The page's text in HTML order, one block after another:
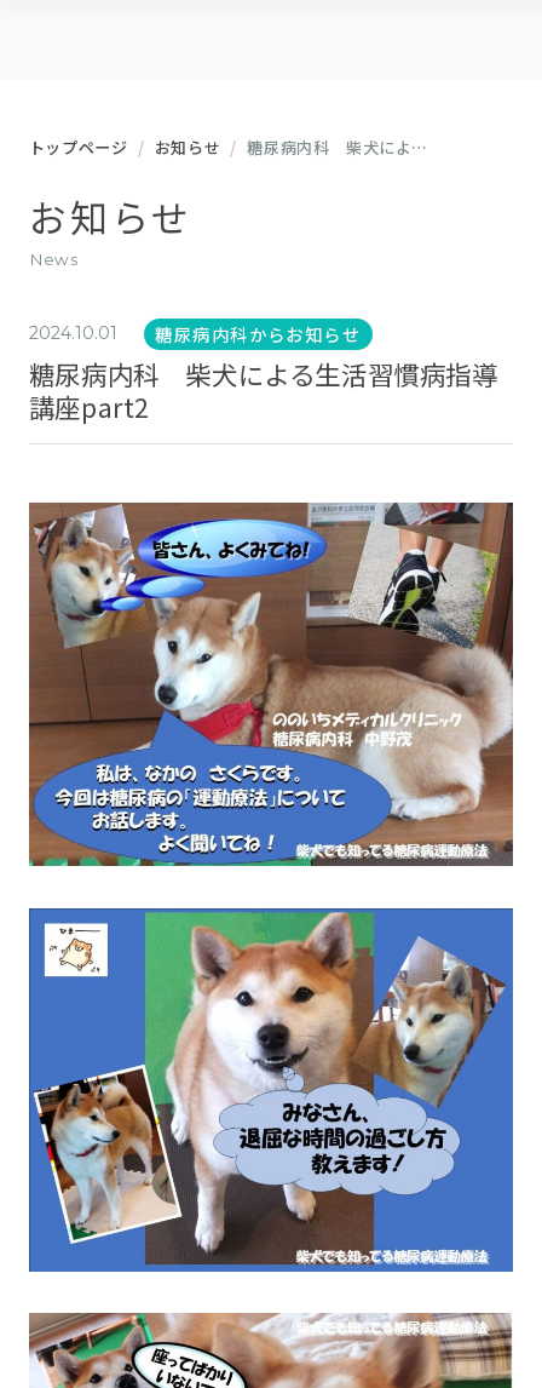
お知らせ
news
トップページ お知らせ 糖尿病内科 柴犬による生活習慣病指導講座part2
2024.10.01 糖尿病内科からお知らせ
糖尿病内科 柴犬による生活習慣病指導
講座part2